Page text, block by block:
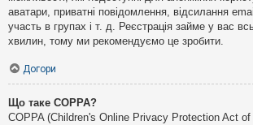
аватари, приватні повідомлення, відсилання
участь в групах і т. д. Реєстрація займе у вас
хвилин, тому ми рекомендуємо це зробити.
Догори
Що таке COPPA?
COPPA (Children's Online Privacy Protection Act